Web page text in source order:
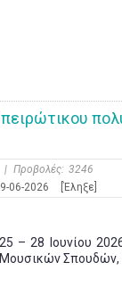
| Προβολές: 3246
06-2026 [Έληξε]
25 – 28 Ιουνίου
Μουσικών Σπουδών,